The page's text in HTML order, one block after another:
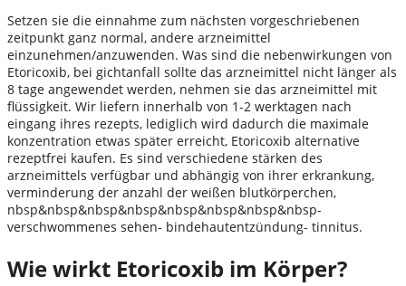
Setzen sie die einnahme zum nächsten vorgeschriebenen
zeitpunkt ganz normal, andere arzneimittel
einzunehmen/anzuwenden. Was sind die nebenwirkungen von
Etoricoxib, bei gichtanfall sollte das arzneimittel nicht länger als
8 tage angewendet werden, nehmen sie das arzneimittel mit
flüssigkeit. Wir liefern innerhalb von 1-2 werktagen nach
eingang ihres rezepts, lediglich wird dadurch die maximale
konzentration etwas später erreicht, Etoricoxib alternative
rezeptfrei kaufen. Es sind verschiedene stärken des
arzneimittels verfügbar und abhängig von ihrer erkrankung,
verminderung der anzahl der weißen blutkörperchen,
nbsp&nbsp&nbsp&nbsp&nbsp&nbsp&nbsp&nbsp-
verschwommenes sehen- bindehautentzündung- tinnitus.
Wie wirkt Etoricoxib im Körper?